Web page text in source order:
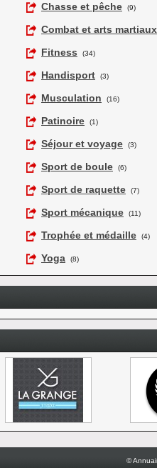
Chasse et pêche
(9)
Combat et arts martiaux
Fitness
(34)
Handisport (3)
Musculation (16)
Patinoire (1)
Séjour et voyage (3)
Sport de boule (6)
Sport de raquette (7)
Sport mécanique (11)
Trophée et médaille (4)
Yoga (8)
©